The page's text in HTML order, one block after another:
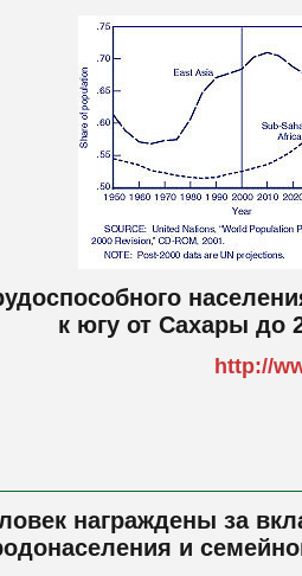
к югу от Сахары до
http://
награждены за
и